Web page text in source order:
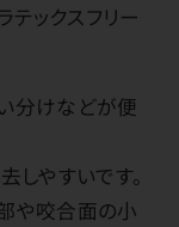
テックスフリー
分けなどが便
しやすいです。
や咬合面の小